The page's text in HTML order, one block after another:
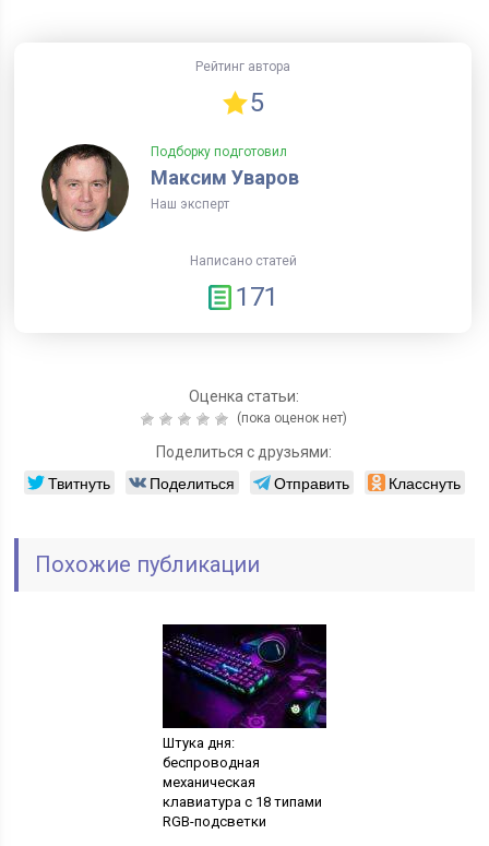
Рейтинг автора
5
Подборку подготовил
Максим Уваров
Наш эксперт
Написано статей
171
Оценка статьи:
(пока оценок нет)
Поделиться с друзьями:
Твитнуть Поделиться Отправить Класснуть
Похожие публикации
Штука дня:
беспроводная
механическая
клавиатура с 18 типами
RGB-подсветки